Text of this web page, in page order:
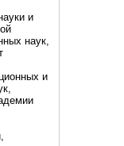
и
наук,
и